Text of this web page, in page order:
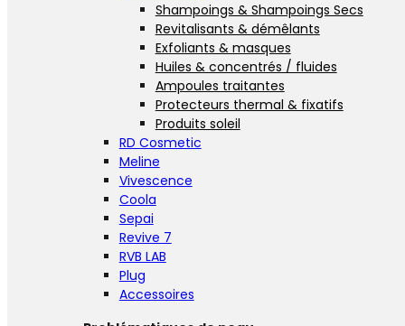
Shampoings & Shampoings Secs
Revitalisants & démêlants
Exfoliants & masques
Huiles & concentrés / fluides
Ampoules traitantes
Protecteurs thermal & fixatifs
Produits soleil
RD Cosmetic
Meline
Vivescence
Coola
Sepai
Revive 7
RVB LAB
Plug
Accessoires